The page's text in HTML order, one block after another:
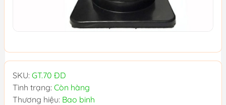
SKU: GT.70 ĐD
Tình trạng: Còn hàng
Thương hiệu: Bao binh